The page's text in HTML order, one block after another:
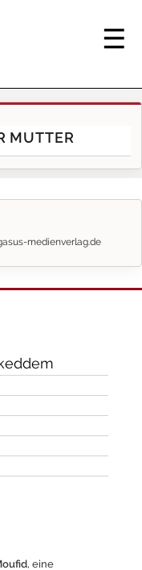
MUTTER
medienverlag.de
, eine